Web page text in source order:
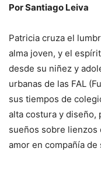
Por Santiago Leiva
Patricia cruza el
alma joven, y el
desde su niñez y
urbanas de las FAL
sus tiempos de
alta costura y diseño,
sueños sobre lienzos
amor en compañía